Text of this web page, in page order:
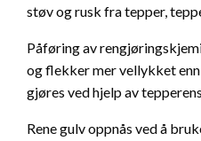
støv og rusk fra tepper,
Påføring av
og flekker mer vellykket
gjøres ved hjelp av
Rene gulv oppnås ved å